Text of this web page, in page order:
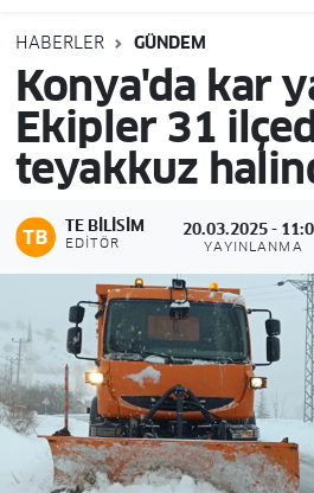
HABERLER GÜNDEM
Konya'da kar
Ekipler 31
teyakkuz
TE BILISIM
EDITÖR
20.03.2025 -
YAYINLANMA
Tüm Manşetler
Son Dakika Haberleri
Haber Arşivi